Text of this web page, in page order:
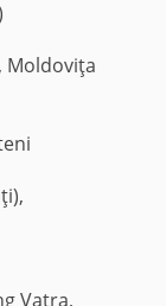
Moldoviţa
Vatra,